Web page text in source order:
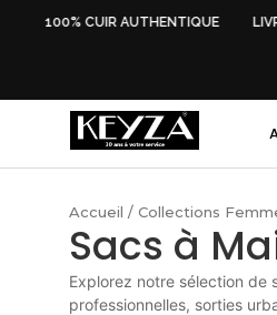
100% CUIR AUTHENTIQUE
Accueil /Collections
Sacs à
Explorez notre sélection de
professionnelles, sorties